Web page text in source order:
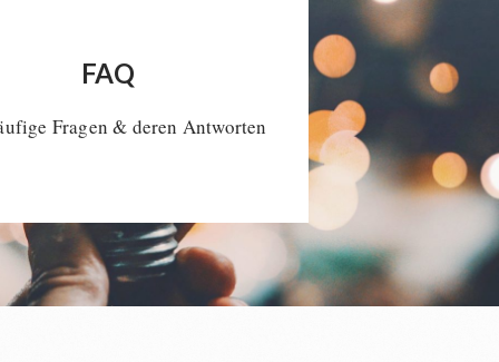
FAQ
Fragen & deren Antworten